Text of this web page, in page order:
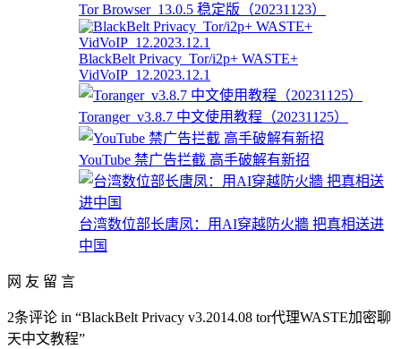
Tor Browser_13.0.5 稳定版（20231123）
BlackBelt Privacy_Tor/i2p+ WASTE+
VidVoIP_12.2023.12.1
Toranger_v3.8.7 中文使用教程（20231125）
YouTube 禁广告拦截 高手破解有新招
台湾数位部长唐凤：用AI穿越防火牆 把真相送进
中国
网 友 留 言
2条评论 in “BlackBelt Privacy v3.2014.08 tor代理WASTE加密聊
天中文教程”